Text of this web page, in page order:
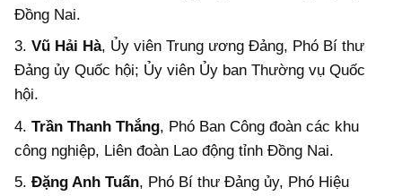
Đồng Nai.
3. Vũ Hải Hà, Ủy viên Trung ương Đảng, Phó Bí thư
Đảng ủy Quốc hội; Ủy viên Ủy ban Thường vụ Quốc
hội.
4. Trần Thanh Thắng, Phó Ban Công đoàn các khu
công nghiệp, Liên đoàn Lao động tỉnh Đồng Nai.
5. Đặng Anh Tuấn, Phó Bí thư Đảng ủy, Phó Hiệu